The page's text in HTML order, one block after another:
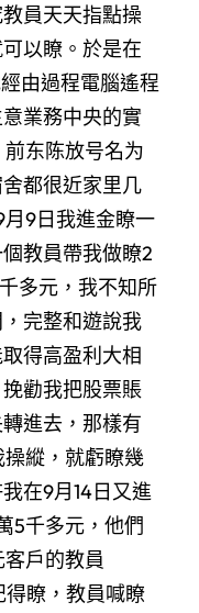
員天天指點操
以瞭。於是在
由過程電腦遙程
業務中央的實
东陈放号名为
都很近家里几
月9日我進金瞭一
教員帶我做瞭2
多元，我不知所
完整和遊說我
得高盈利大相
勸我把股票賬
進去，那樣有
縱，就虧瞭幾
在9月14日又進
5千多元，他們
戶的教員
瞭，教員喊瞭